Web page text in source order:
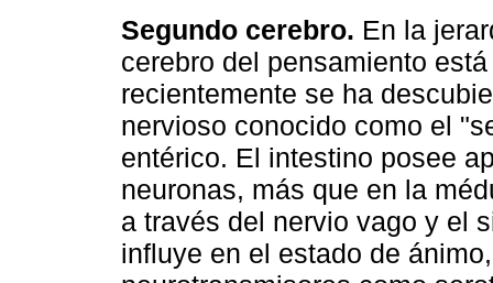
Segundo cerebro. En la
cerebro del pensamiento
recientemente se ha
nervioso conocido como el
entérico. El intestino posee
neuronas, más que en la
a través del nervio vago y el
influye en el estado de